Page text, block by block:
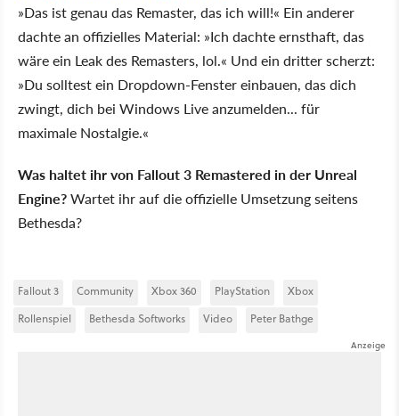
»Das ist genau das Remaster, das ich will!« Ein anderer
dachte an offizielles Material: »Ich dachte ernsthaft, das
wäre ein Leak des Remasters, lol.« Und ein dritter scherzt:
»Du solltest ein Dropdown-Fenster einbauen, das dich
zwingt, dich bei Windows Live anzumelden... für
maximale Nostalgie.«
Was haltet ihr von Fallout 3 Remastered in der Unreal
Engine?Wartet ihr auf die offizielle Umsetzung seitens
Bethesda?
Fallout 3 Community Xbox 360 PlayStation
Xbox
Rollenspiel
Bethesda Softworks Video Peter Bathge